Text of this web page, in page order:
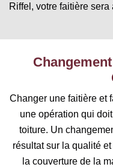
Riffel, votre faitière
Changer une faitière et
une opération qui
toiture. Un
résultat sur la qualité
la couverture de la